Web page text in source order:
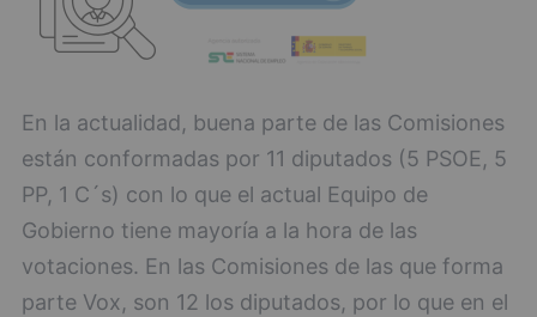
En la actualidad, buena parte de las Comisiones
están conformadas por 11 diputados (5 PSOE, 5
PP, 1 C´s) con lo que el actual Equipo de
Gobierno tiene mayoría a la hora de las
votaciones. En las Comisiones de las que forma
parte Vox, son 12 los diputados, por lo que en el